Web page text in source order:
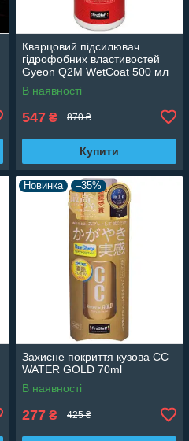
Кварцовий підсилювач
гідрофобних властивостей
Gyeon Q2M WetCoat 500 мл
В наявності
547 ₴ 870 ₴
Купити
Новинка –35%
Захисне покриття кузова CC
WATER GOLD 70ml
В наявності
277 ₴ 425 ₴